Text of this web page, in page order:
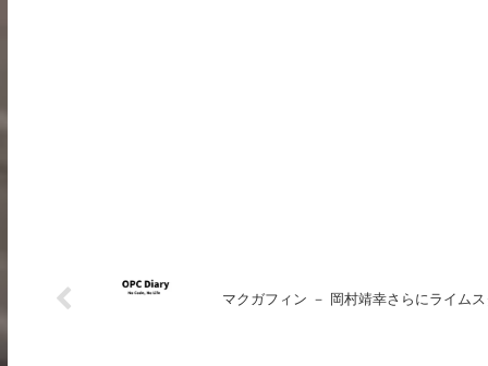
マクガフィン － 岡村靖幸さらにライム